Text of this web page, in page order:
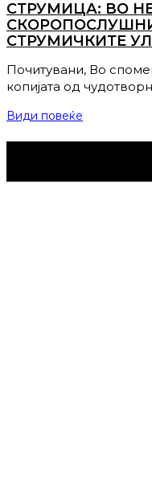
СТРУМИЦА: ВО
СТРУМИЧКИТЕ
Почитувани, Во
копијата од
Види повеќе